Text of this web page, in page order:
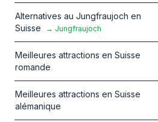
Alternatives au Jungfraujoch en
Suisse
→ Jungfraujoch
Meilleures attractions en Suisse
romande
Meilleures attractions en Suisse
alémanique